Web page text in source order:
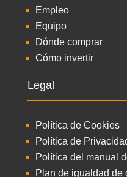
Empleo
Equipo
Dónde comprar
Cómo invertir
Legal
Política de Cookies
Política de
Política del manual
Plan de igualdad de